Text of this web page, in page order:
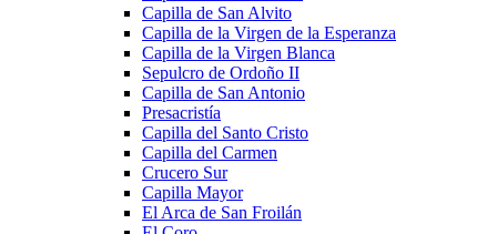
Capilla de San Alvito
Capilla de la Virgen de la Esperanza
Capilla de la Virgen Blanca
Sepulcro de Ordoño II
Capilla de San Antonio
Presacristía
Capilla del Santo Cristo
Capilla del Carmen
Crucero Sur
Capilla Mayor
El Arca de San Froilán